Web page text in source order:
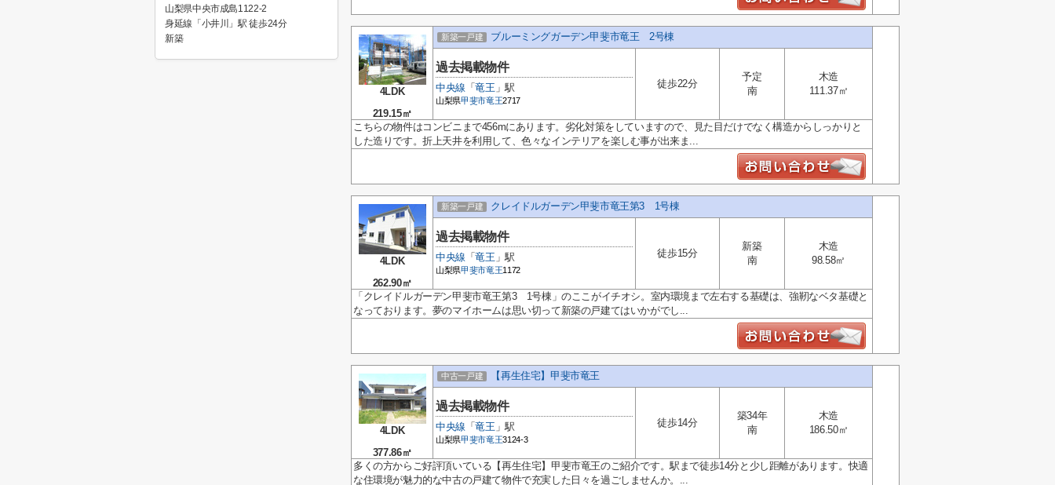
4LDK
219.15㎡
新築一戸建 ブルーミングガーデン甲斐市竜王 2号棟
過去掲載物件
中央線 「竜王 」駅
山梨県甲斐市竜王2717
徒歩22分
予定
南
木造
111.37㎡
こちらの物件はコンビニまで456mにあります。劣化対策をしていますので、見た目だけでなく構造からしっかりと
した造りです。折上天井を利用して、色々なインテリアを楽しむ事が出来ま...
4LDK
262.90㎡
新築一戸建 クレイドルガーデン甲斐市竜王第3 1号棟
過去掲載物件
中央線 「竜王 」駅
山梨県甲斐市竜王1172
徒歩15分
新築
南
木造
98.58㎡
「クレイドルガーデン甲斐市竜王第3 1号棟」のここがイチオシ。室内環境まで左右する基礎は、強靭なベタ基礎と
なっております。夢のマイホームは思い切って新築の戸建てはいかがでし...
4LDK
377.86㎡
中古一戸建 【再生住宅】甲斐市竜王
過去掲載物件
中央線 「竜王 」駅
山梨県甲斐市竜王3124-3
徒歩14分
築34年
南
木造
186.50㎡
多くの方からご好評頂いている【再生住宅】甲斐市竜王のご紹介です。駅まで徒歩14分と少し距離があります。快適
な住環境が魅力的な中古の戸建て物件で充実した日々を過ごしませんか。...
山梨県中央市成島1122-2
身延線「小井川」駅 徒歩24分
新築